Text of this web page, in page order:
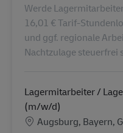
Werde
16,01 € Tarif-
und ggf. regionale
Nachtzulage steuerfrei
Lagermitarbeiter /
(m/w/d)
LieuAugsburg, Bayern,